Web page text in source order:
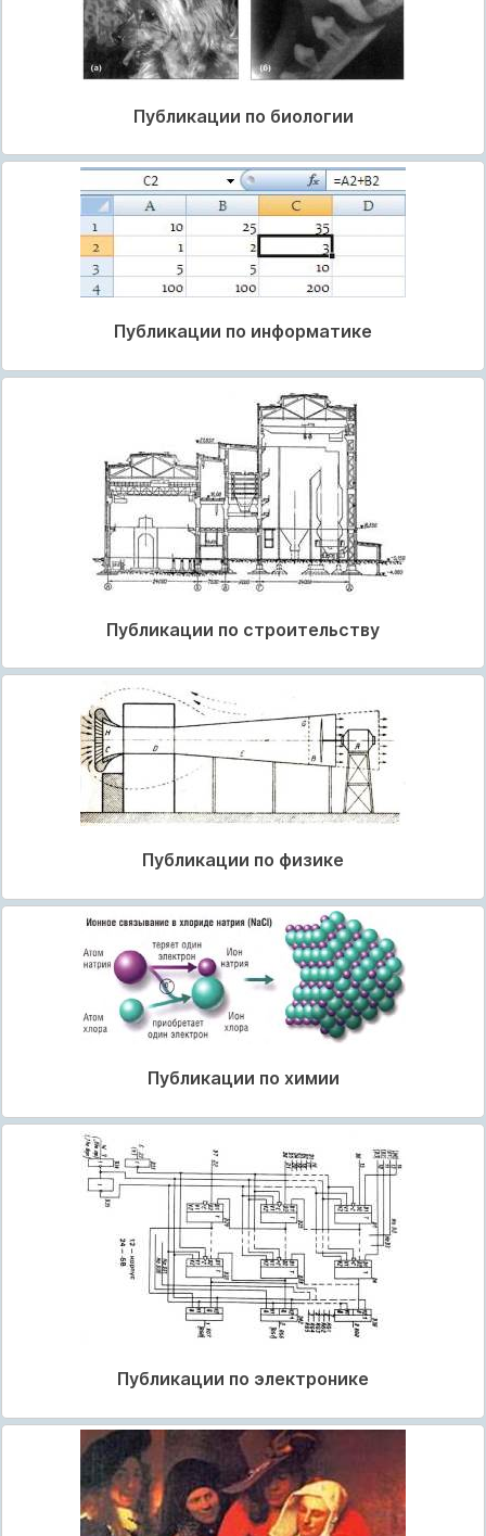
Публикации по биологии
Публикации по информатике
Публикации по строительству
Публикации по физике
Публикации по химии
Публикации по электронике